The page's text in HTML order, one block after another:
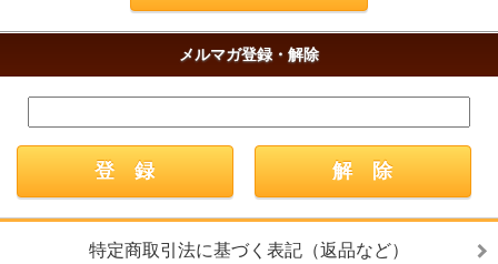
メルマガ登録・解除
特定商取引法に基づく表記（返品など）